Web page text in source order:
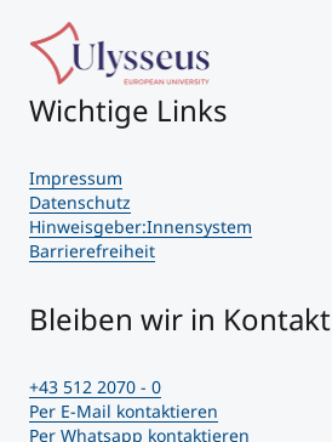
Wichtige Links
Impressum
Datenschutz
Hinweisgeber:Innensystem
Barrierefreiheit
Bleiben wir in Kontakt
+43 512 2070 - 0
Per E-Mail kontaktieren
Per Whatsapp kontaktieren